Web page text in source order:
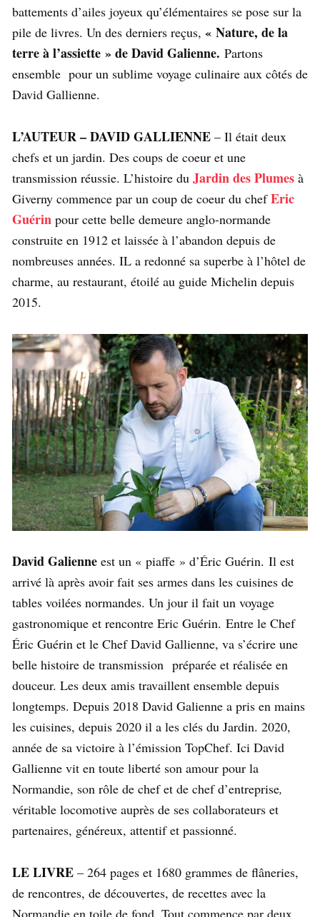
battements d’ailes joyeux qu’élémentaires se pose sur la
pile de livres. Un des derniers reçus, « Nature, de la
terre à l’assiette » de David Galienne. Partons
ensemble pour un sublime voyage culinaire aux côtés de
David Gallienne.
L’AUTEUR – DAVID GALLIENNE – Il était deux
chefs et un jardin. Des coups de coeur et une
transmission réussie. L’histoire du Jardin des Plumes à
Giverny commence par un coup de coeur du chefEric
Guérin pour cette belle demeure anglo-normande
construite en 1912 et laissée à l’abandon depuis de
nombreuses années. IL a redonné sa superbe à l’hôtel de
charme, au restaurant, étoilé au guide Michelin depuis
2015.
David Galienne est un « piaffe » d’Éric Guérin. Il est
arrivé là après avoir fait ses armes dans les cuisines de
tables voilées normandes. Un jour il fait un voyage
gastronomique et rencontre Eric Guérin. Entre le Chef
Éric Guérin et le Chef David Gallienne, va s’écrire une
belle histoire de transmission préparée et réalisée en
douceur. Les deux amis travaillent ensemble depuis
longtemps. Depuis 2018 David Galienne a pris en mains
les cuisines, depuis 2020 il a les clés du Jardin. 2020,
année de sa victoire à l’émission TopChef. Ici David
Gallienne vit en toute liberté son amour pour la
Normandie, son rôle de chef et de chef d’entreprise,
véritable locomotive auprès de ses collaborateurs et
partenaires, généreux, attentif et passionné.
LE LIVRE – 264 pages et 1680 grammes de flâneries,
de rencontres, de découvertes, de recettes avec la
Normandie en toile de fond. Tout commence par deux